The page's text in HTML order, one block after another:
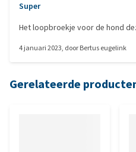
Super
Het loopbroekje voor de hond
4 januari 2023, doorBertus eugelink
Gerelateerde